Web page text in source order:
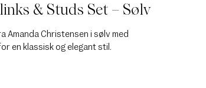
& Studs Set – Sølv
Amanda Christensen i sølv med
en klassisk og elegant stil.